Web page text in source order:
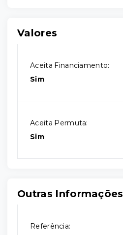
Valores
Aceita Financiamento:
Sim
Aceita Permuta:
Sim
Outras Informações
Referência: